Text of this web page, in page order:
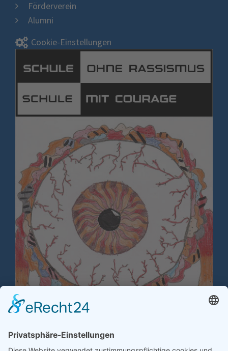
Förderverein
Alumni
Cookie-Einstellungen